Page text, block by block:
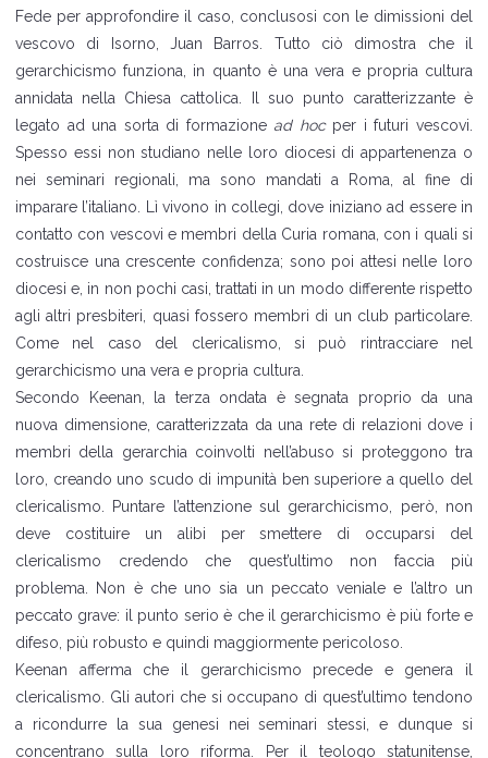
Fede per approfondire il caso, conclusosi con le dimissioni del
vescovo di Isorno, Juan Barros. Tutto ciò dimostra che il
gerarchicismo funziona, in quanto è una vera e propria cultura
annidata nella Chiesa cattolica. Il suo punto caratterizzante è
legato ad una sorta di formazione ad hocper i futuri vescovi.
Spesso essi non studiano nelle loro diocesi di appartenenza o
nei seminari regionali, ma sono mandati a Roma, al fine di
imparare l’italiano. Lì vivono in collegi, dove iniziano ad essere in
contatto con vescovi e membri della Curia romana, con i quali si
costruisce una crescente confidenza; sono poi attesi nelle loro
diocesi e, in non pochi casi, trattati in un modo differente rispetto
agli altri presbiteri, quasi fossero membri di un club particolare.
Come nel caso del clericalismo, si può rintracciare nel
gerarchicismo una vera e propria cultura.
Secondo Keenan, la terza ondata è segnata proprio da una
nuova dimensione, caratterizzata da una rete di relazioni dove i
membri della gerarchia coinvolti nell’abuso si proteggono tra
loro, creando uno scudo di impunità ben superiore a quello del
clericalismo. Puntare l’attenzione sul gerarchicismo, però, non
deve costituire un alibi per smettere di occuparsi del
clericalismo credendo che quest’ultimo non faccia più
problema. Non è che uno sia un peccato veniale e l’altro un
peccato grave: il punto serio è che il gerarchicismo è più forte e
difeso, più robusto e quindi maggiormente pericoloso.
Keenan afferma che il gerarchicismo precede e genera il
clericalismo. Gli autori che si occupano di quest’ultimo tendono
a ricondurre la sua genesi nei seminari stessi, e dunque si
concentrano sulla loro riforma. Per il teologo statunitense,